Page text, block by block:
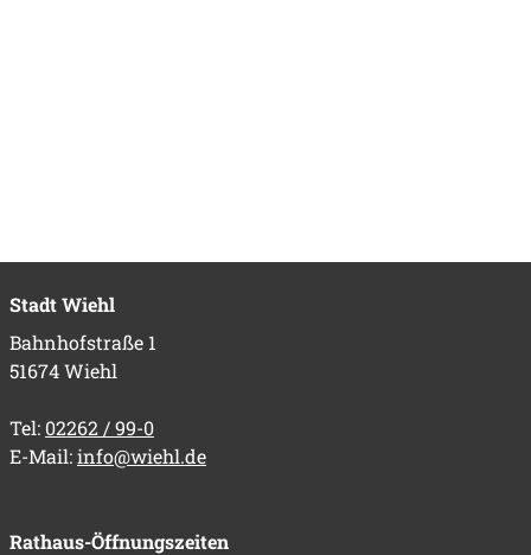
Stadt Wiehl
Bahnhofstraße 1
51674 Wiehl
Tel: 02262 / 99-0
E-Mail:info@wiehl.de
Rathaus-Öffnungszeiten